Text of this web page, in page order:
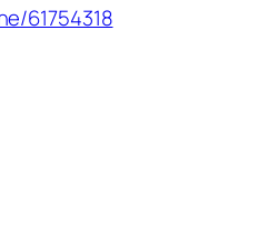
61754318